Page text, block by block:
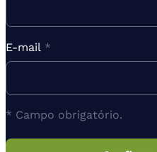
E-mail *
* Campo obrigatório.